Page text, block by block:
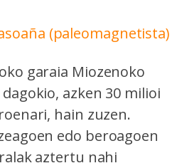
(paleomagnetista)
garaia Miozenoko
azken 30 milioi
hain zuzen.
edo beroagoen
aztertu nahi